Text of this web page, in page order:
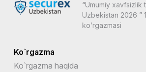
“Umumiy xavfsizlik
Uzbekistan 2026 ”
ko’rgazmasi
Ko`rgazma
Ko`rgazma haqida